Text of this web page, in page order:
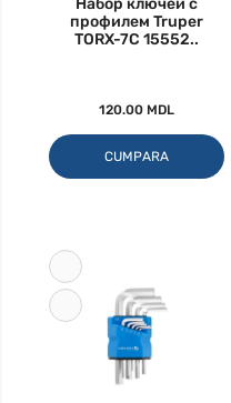
Набор ключей с
профилем Truper
TORX-7C 15552..
120.00 MDL
CUMPARA